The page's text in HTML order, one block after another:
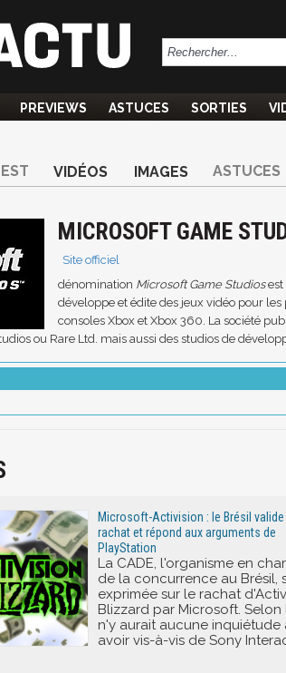
PREVIEWS ASTUCES SORTIES
VIDÉOS IMAGES ASTUCES
MICROSOFT GAME
Site officiel
dénomination Microsoft Game Studiosest
développe et édite des jeux vidéo pour les
consoles Xbox et Xbox 360. La société
ou Rare Ltd. mais aussi des studios de
Microsoft-Activision : le Brésil valide
rachat et répond aux arguments de
PlayStation
La CADE, l'organisme en
de la concurrence au Brésil,
exprimée sur le rachat
Blizzard par Microsoft. Selon
n'y aurait aucune inquiétude
avoir vis-à-vis de Sony